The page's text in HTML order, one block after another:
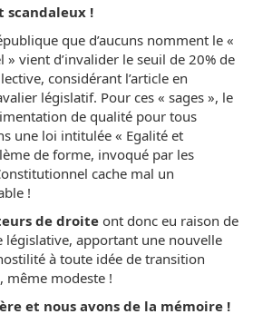
scandaleux !
que d’aucuns nomment le «
» vient d’invalider le seuil de 20% de
considérant l’article en
législatif. Pour ces « sages », le
de qualité pour tous
une loi intitulée « Egalité et
de forme, invoqué par les
cache mal un
!
de droite ont donc eu raison de
législative, apportant une nouvelle
à toute idée de transition
même modeste !
et nous avons de la mémoire !